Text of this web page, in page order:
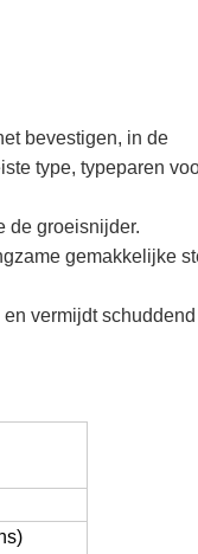
bevestigen, in de
type, typeparen
de groeisnijder.
gemakkelijke
vermijdt